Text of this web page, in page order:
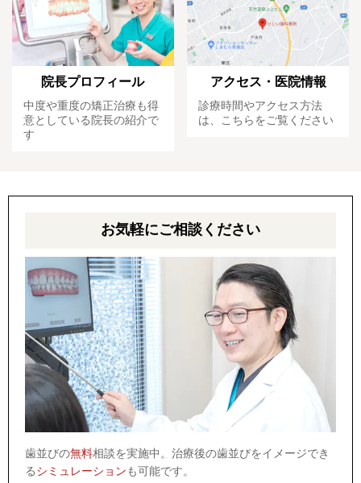
院長プロフィール
中度や重度の矯正治療も得
意としている院長の紹介で
す
アクセス・医院情報
診療時間やアクセス方法
は、こちらをご覧ください
お気軽にご相談ください
歯並びの無料相談を実施中。治療後の歯並びをイメージでき
るシミュレーションも可能です。